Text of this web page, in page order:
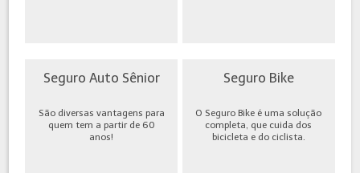
Seguro Auto Sênior
São diversas vantagens para
quem tem a partir de 60
anos!
Seguro Bike
O Seguro Bike é uma solução
completa, que cuida dos
bicicleta e do ciclista.